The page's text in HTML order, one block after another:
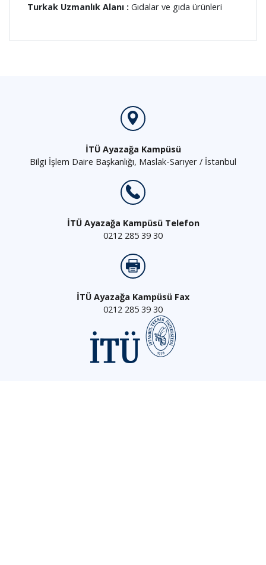
Turkak Uzmanlık Alanı : Gıdalar ve gıda ürünleri
İTÜ Ayazağa Kampüsü
Bilgi İşlem Daire Başkanlığı, Maslak-Sarıyer / İstanbul
İTÜ Ayazağa Kampüsü Telefon
0212 285 39 30
İTÜ Ayazağa Kampüsü Fax
0212 285 39 30